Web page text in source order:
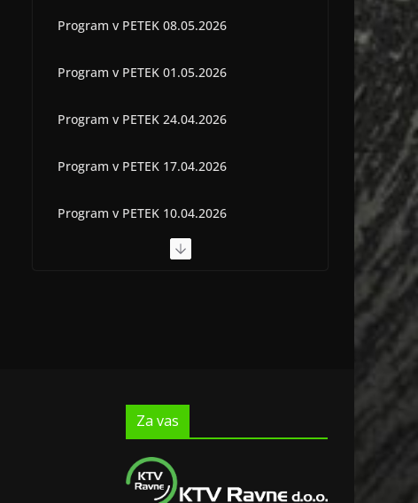
Program v PETEK 08.05.2026
Program v PETEK 01.05.2026
Program v PETEK 24.04.2026
Program v PETEK 17.04.2026
Program v PETEK 10.04.2026
Program v PETEK 03.04.2026
Za vas